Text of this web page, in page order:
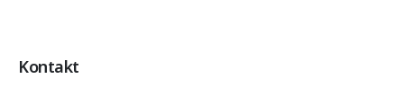
Kontakt